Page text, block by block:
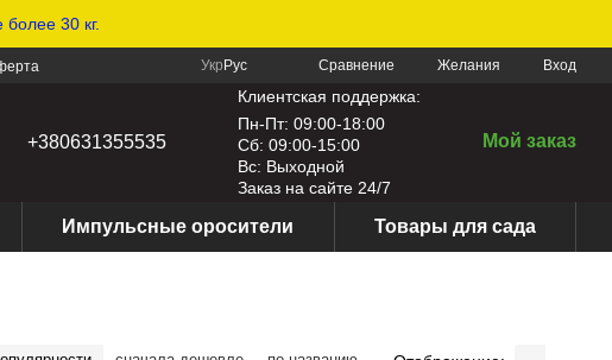
30 кг.
Укр Рус Сравнение Желания Вход
+380631355535
Клиентская поддержка:
Пн-Пт: 09:00-18:00
Сб: 09:00-15:00
Вс: Выходной
Заказ на сайте 24/7
Мой заказ
Импульсные оросители Товары для сада